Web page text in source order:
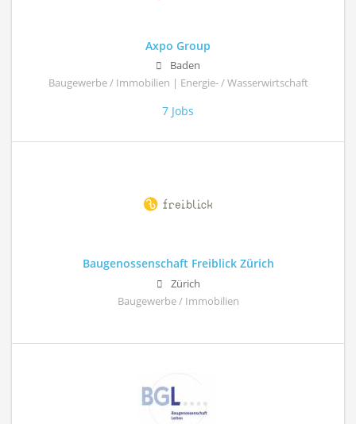
Axpo Group
Baden
Baugewerbe / Immobilien | Energie- / Wasserwirtschaft
7 Jobs
Baugenossenschaft Freiblick Zürich
Zürich
Baugewerbe / Immobilien